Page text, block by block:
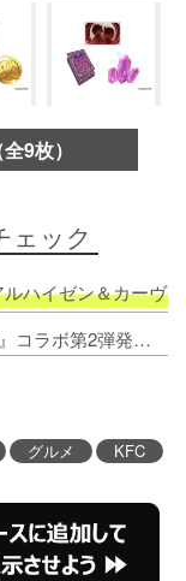
9枚）
ェック
ハイゼン＆カーヴ
2. 【きょうから】ケンタッキー『原神』コラボ第2弾発売 アルハイゼン＆カーヴェ限定BOXも
グルメ KFC